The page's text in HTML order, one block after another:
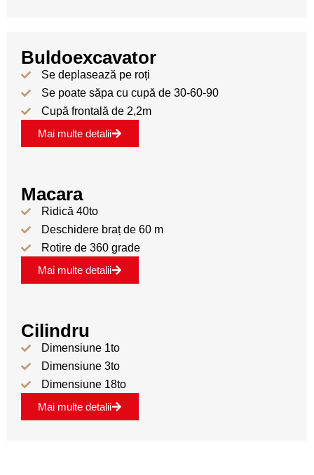
Buldoexcavator
Se deplasează pe roți
Se poate săpa cu cupă de 30-60-90
Cupă frontală de 2,2m
Mai multe detalii
Macara
Ridică 40to
Deschidere braț de 60 m
Rotire de 360 grade
Mai multe detalii
Cilindru
Dimensiune 1to
Dimensiune 3to
Dimensiune 18to
Mai multe detalii